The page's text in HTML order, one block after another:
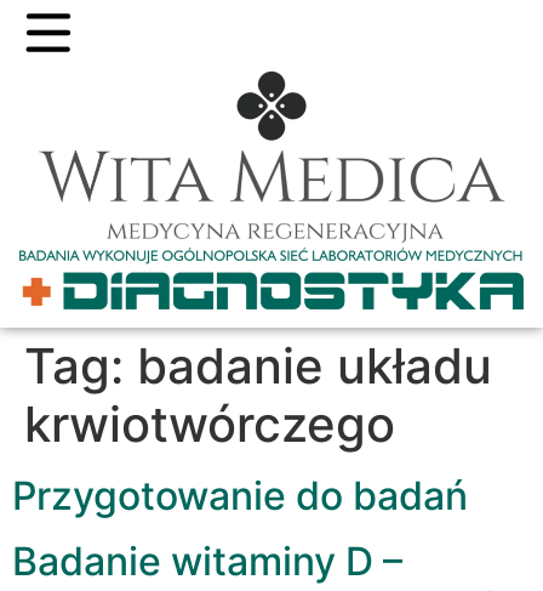
Tag: badanie układu
krwiotwórczego
Przygotowanie do badań
Badanie witaminy D –